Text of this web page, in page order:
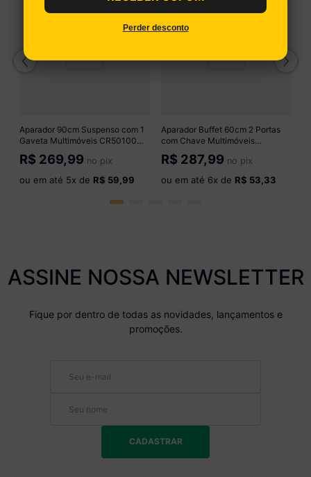
Aparador 90cm Suspenso com 1
Gaveta Multimóveis CR50100
Branco
R$ 269,99 no pix
ou em até 5x de R$ 59,99
Aparador Buffet 60cm 2 Portas
com Chave Multimóveis
CR50099 Amêndoa/Preto
R$ 287,99 no pix
ou em até 6x de R$ 53,33
ASSINE NOSSA NEWSLETTER
Fique por dentro de todas as novidades, lançamentos e
promoções.
CADASTRAR
Perder desconto